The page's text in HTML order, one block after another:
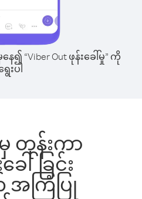
ေ၍ “Viber Out ဖုန်းခေါ်မှု” ကို
ေးပါ
တုန်းကာ
ေါ်ခြင်း
ကြံပြု